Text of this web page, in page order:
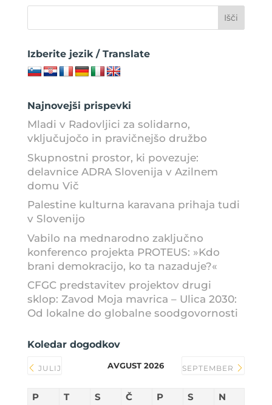
Izberite jezik / Translate
Najnovejši prispevki
Mladi v Radovljici za solidarno,
vključujočo in pravičnejšo družbo
Skupnostni prostor, ki povezuje:
delavnice ADRA Slovenija v Azilnem
domu Vič
Palestine kulturna karavana prihaja tudi
v Slovenijo
Vabilo na mednarodno zaključno
konferenco projekta PROTEUS: »Kdo
brani demokracijo, ko ta nazaduje?«
CFGC predstavitev projektov drugi
sklop: Zavod Moja mavrica – Ulica 2030:
Od lokalne do globalne soodgovornosti
Koledar dogodkov
JULIJ AVGUST 2026 SEPTEMBER
P T S Č P S N